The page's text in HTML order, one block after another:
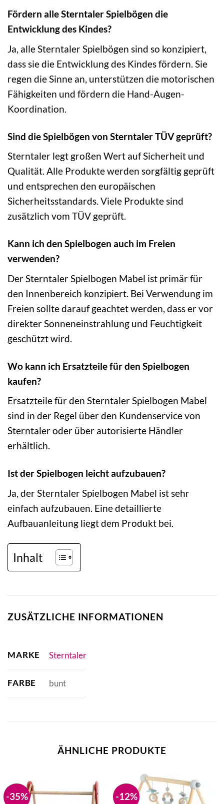
Fördern alle Sterntaler Spielbögen die
Entwicklung des Kindes?
Ja, alle Sterntaler Spielbögen sind so konzipiert,
dass sie die Entwicklung des Kindes fördern. Sie
regen die Sinne an, unterstützen die motorischen
Fähigkeiten und fördern die Hand-Augen-
Koordination.
Sind die Spielbögen von Sterntaler TÜV geprüft?
Sterntaler legt großen Wert auf Sicherheit und
Qualität. Alle Produkte werden sorgfältig geprüft
und entsprechen den europäischen
Sicherheitsstandards. Viele Produkte sind
zusätzlich vom TÜV geprüft.
Kann ich den Spielbogen auch im Freien
verwenden?
Der Sterntaler Spielbogen Mabel ist primär für
den Innenbereich konzipiert. Bei Verwendung im
Freien sollte darauf geachtet werden, dass er vor
direkter Sonneneinstrahlung und Feuchtigkeit
geschützt wird.
Wo kann ich Ersatzteile für den Spielbogen
kaufen?
Ersatzteile für den Sterntaler Spielbogen Mabel
sind in der Regel über den Kundenservice von
Sterntaler oder über autorisierte Händler
erhältlich.
Ist der Spielbogen leicht aufzubauen?
Ja, der Sterntaler Spielbogen Mabel ist sehr
einfach aufzubauen. Eine detaillierte
Aufbauanleitung liegt dem Produkt bei.
Inhalt
ZUSÄTZLICHE INFORMATIONEN
MARKE Sterntaler
FARBE bunt
ÄHNLICHE PRODUKTE
-35% -12%